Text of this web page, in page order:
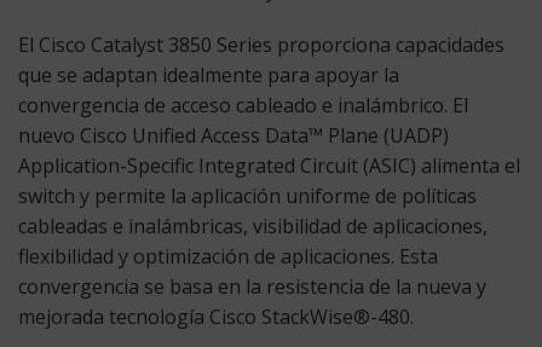
El Cisco Catalyst 3850 Series proporciona capacidades
que se adaptan idealmente para apoyar la
convergencia de acceso cableado e inalámbrico. El
nuevo Cisco Unified Access Data™ Plane (UADP)
Application-Specific Integrated Circuit (ASIC) alimenta el
switch y permite la aplicación uniforme de políticas
cableadas e inalámbricas, visibilidad de aplicaciones,
flexibilidad y optimización de aplicaciones. Esta
convergencia se basa en la resistencia de la nueva y
mejorada tecnología Cisco StackWise®-480.